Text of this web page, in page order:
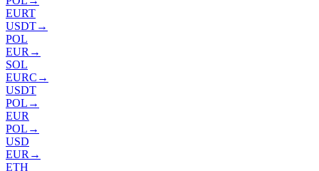
EURT
USDT→
POL
EUR →
SOL
EURC →
USDT
POL →
EUR
POL →
USD
EUR →
ETH